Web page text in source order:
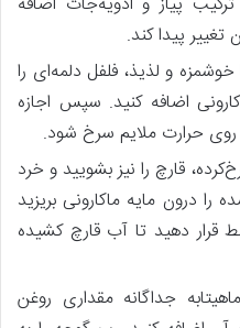
پیدا کند.
و لذیذ، فلفل دلمه‌ای را
اضافه کنید. سپس اجازه
حرارت ملایم سرخ شود.
قارچ را نیز بشویید و خرد
درون مایه ماکارونی بریزید
دهید تا آب قارچ کشیده
جداگانه مقداری روغن